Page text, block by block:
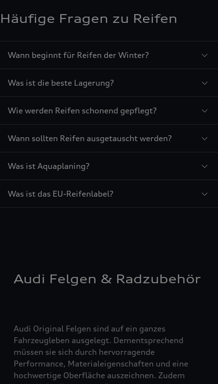
Häufige Fragen zu Reifen
Wann beginnt für Reifen der Winter?
Was ist die beste Lagerung?
Wie werden Reifen schonend gepflegt?
Wann sollten Reifen ausgetauscht werden?
Was ist Aquaplaning?
Was ist das EU-Reifenlabel?
Audi Felgen & Radzubehör
Audi Original Felgen sind auf ein ganzes
Fahrzeugleben ausgelegt. Dementsprechend
müssen sie sich durch hervorragende
Performance, Materialeigenschaften und eine
hochwertige Oberfläche auszeichnen. Zudem